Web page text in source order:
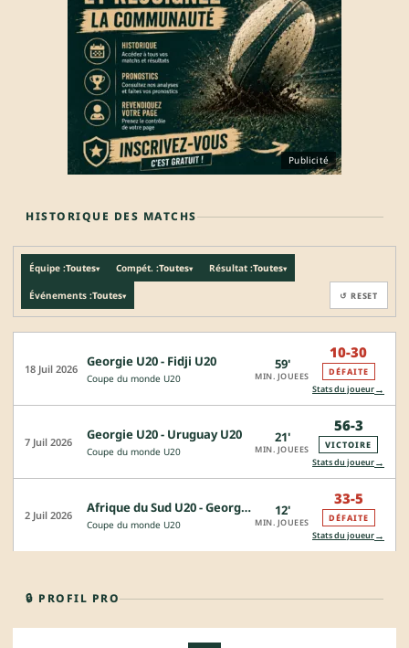
Publicité
HISTORIQUE DES MATCHS
Équipe :Toutes▾ Compét. :Toutes▾ Résultat :Toutes▾
Événements :Toutes▾ ↺ RESET
18 Juil 2026 Georgie U20 - Fidji U20
Coupe du monde U20
59'
MIN. JOUEES
10-30
DÉFAITE
Stats du joueur→
7 Juil 2026 Georgie U20 - Uruguay U20
Coupe du monde U20
21'
MIN. JOUEES
56-3
VICTOIRE
Stats du joueur→
2 Juil 2026 Afrique du Sud U20 - Georgie U20
Coupe du monde U20
12'
MIN. JOUEES
33-5
DÉFAITE
Stats du joueur→
🔒 PROFIL PRO